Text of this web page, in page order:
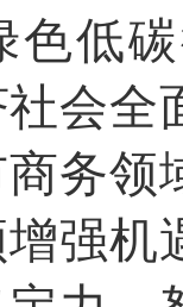
色低
社会
务领
强机